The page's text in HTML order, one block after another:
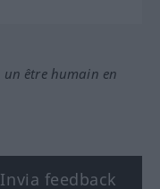
un être humain en
Invia feedback